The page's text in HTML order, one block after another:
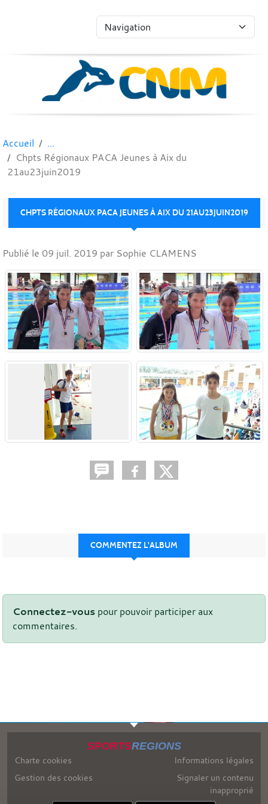
Accueil
Chpts Régionaux PACA Jeunes à Aix du
21au23juin2019
CHPTS RÉGIONAUX PACA JEUNES À AIX DU 21AU23JUIN2019
Publié le 09 juil. 2019 par Sophie CLAMENS
COMMENTEZ L'ALBUM
Connectez-vous pour pouvoir participer aux
commentaires.
SPORTSREGIONS
Charte cookies
Gestion des cookies
Informations légales
Signaler un contenu
inapproprié